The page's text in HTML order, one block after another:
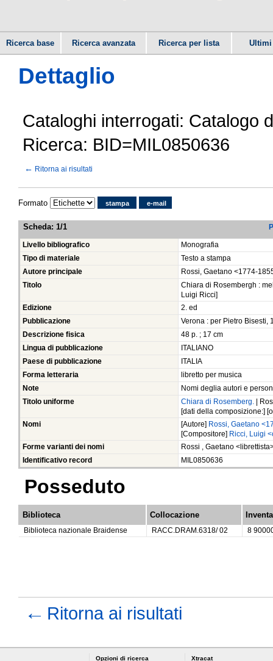
Ricerca base Ricerca avanzata Ricerca per lista
Dettaglio
Cataloghi interrogati: Catalogo
Ricerca: BID=MIL0850636
← Ritorna ai risultati
Formato stampa e-mail
Scheda: 1/1
Livello bibliografico
Monografia
Tipo di materiale
Testo a stampa
Autore principale
Rossi, Gaetano <1774-
Titolo
Chiara di Rosembergh :
Luigi Ricci]
Edizione
2. ed
Pubblicazione
Verona : per Pietro Bisesti,
Descrizione fisica
48 p. ; 17 cm
Lingua di pubblicazione
ITALIANO
Paese di pubblicazione
ITALIA
Forma letteraria
libretto per musica
Note
Nomi deglia autori e
Titolo uniforme
Chiara di Rosemberg.
|
[dati della composizione:]
Nomi
[Autore]
Rossi, Gaetano
[Compositore]
Ricci, Luigi
Forme varianti dei nomi
Rossi , Gaetano
Identificativo record
MIL0850636
Posseduto
Biblioteca Collocazione
Biblioteca nazionale Braidense RACC.DRAM.6318/ 02 8
← Ritorna ai risultati
Opzioni di ricerca Xtracat